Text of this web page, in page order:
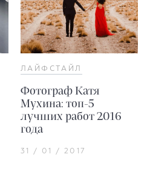
ЛАЙФСТАЙЛ
Фотограф Катя
Мухина: топ-5
лучших работ 2016
года
31 / 01 / 2017